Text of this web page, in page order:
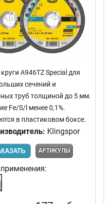
A946TZ Special для
сечений и
труб толщиной до 5 мм.
Fe/S/l менее 0,1%.
в пластиковом боксе.
Klingspor
АРТИКУЛЫ